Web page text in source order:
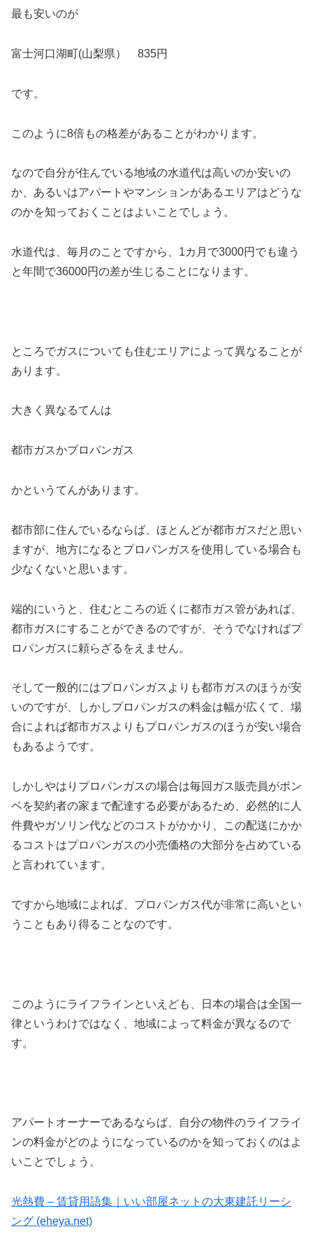
最も安いのが
富士河口湖町(山梨県） 835円
です。
このように8倍もの格差があることがわかります。
なので自分が住んでいる地域の水道代は高いのか安いの
か、あるいはアパートやマンションがあるエリアはどうな
のかを知っておくことはよいことでしょう。
水道代は、毎月のことですから、1カ月で3000円でも違う
と年間で36000円の差が生じることになります。
ところでガスについても住むエリアによって異なることが
あります。
大きく異なるてんは
都市ガスかプロパンガス
かというてんがあります。
都市部に住んでいるならば、ほとんどが都市ガスだと思い
ますが、地方になるとプロパンガスを使用している場合も
少なくないと思います。
端的にいうと、住むところの近くに都市ガス管があれば、
都市ガスにすることができるのですが、そうでなければプ
ロパンガスに頼らざるをえません。
そして一般的にはプロパンガスよりも都市ガスのほうが安
いのですが、しかしプロパンガスの料金は幅が広くて、場
合によれば都市ガスよりもプロパンガスのほうが安い場合
もあるようです。
しかしやはりプロパンガスの場合は毎回ガス販売員がボン
ベを契約者の家まで配達する必要があるため、必然的に人
件費やガソリン代などのコストがかかり、この配送にかか
るコストはプロパンガスの小売価格の大部分を占めている
と言われています。
ですから地域によれば、プロパンガス代が非常に高いとい
うこともあり得ることなのです。
このようにライフラインといえども、日本の場合は全国一
律というわけではなく、地域によって料金が異なるので
す。
アパートオーナーであるならば、自分の物件のライフライ
ンの料金がどのようになっているのかを知っておくのはよ
いことでしょう。
光熱費 – 賃貸用語集｜いい部屋ネットの大東建託リーシ
ング (eheya.net)